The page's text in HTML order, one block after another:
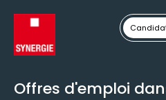
Offres d'emploi